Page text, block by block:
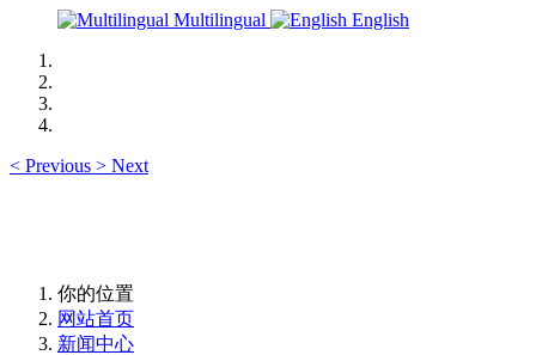
Multilingual
English
< Previous > Next
你的位置
网站首页
新闻中心